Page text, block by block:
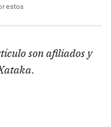
estos
son afiliados y
.